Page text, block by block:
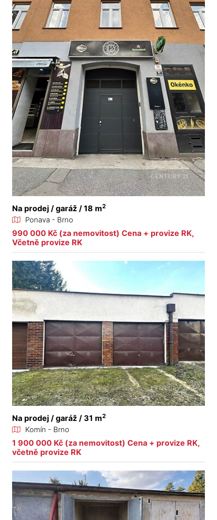
Na prodej / garáž / 18 m2
Ponava - Brno
990 000 Kč (za nemovitost) Cena + provize RK,
Včetně provize RK
Na prodej / garáž / 31 m2
Komín - Brno
1 900 000 Kč (za nemovitost) Cena + provize RK,
včetně provize RK